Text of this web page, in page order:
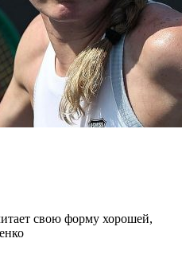
свою форму хорошей,